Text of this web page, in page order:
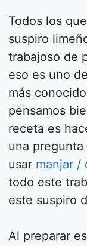
Todos los
suspiro
trabajoso de
eso es uno
más
pensamos
receta es
una
usar manjar /
todo este
este suspiro
Al preparar